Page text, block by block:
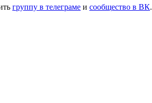
группу в телеграме и сообщество в ВК.